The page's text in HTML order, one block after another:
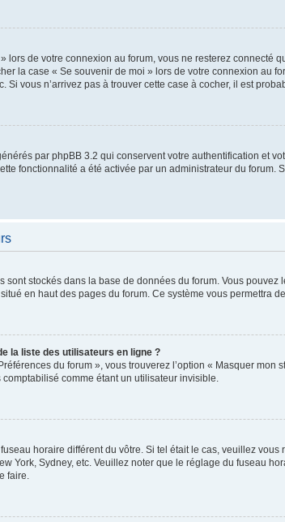
lors de votre connexion au forum, vous ne resterez connecté
la case « Se souvenir de moi » lors de votre connexion au
vous n’arrivez pas à trouver cette case à cocher, il est
par phpBB 3.2 qui conservent votre authentification et
fonctionnalité a été activée par un administrateur du
sont stockés dans la base de données du forum. Vous
en haut des pages du forum. Ce système vous permettra
la liste des utilisateurs en ligne ?
du forum », vous trouverez l’option « Masquer
comme étant un utilisateur invisible.
horaire différent du vôtre. Si tel était le cas, veuillez
York, Sydney, etc. Veuillez noter que le réglage du fuseau
faire.